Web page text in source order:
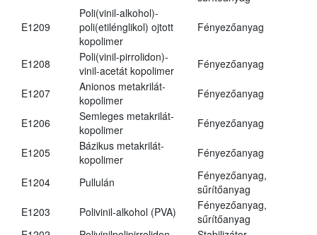
E1209
Poli(vinil-alkohol)-
poli(etilénglikol) ojtott
kopolimer
Fényezőanyag
E1208
Poli(vinil-pirrolidon)-
vinil-acetát kopolimer
Fényezőanyag
E1207
Anionos metakrilát-
kopolimer
Fényezőanyag
E1206
Semleges metakrilát-
kopolimer
Fényezőanyag
E1205
Bázikus metakrilát-
kopolimer
Fényezőanyag
E1204 Pullulán
Fényezőanyag,
sűrítőanyag
E1203
Polivinil-alkohol (PVA)
Fényezőanyag,
sűrítőanyag